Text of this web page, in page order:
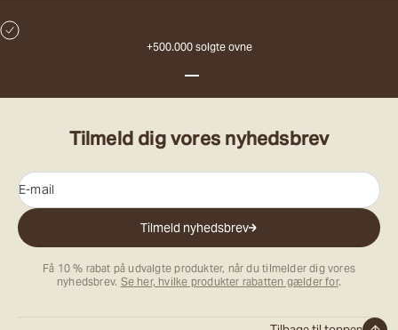
+500.000 solgte ovne
Tilmeld dig vores nyhedsbrev
E-mail
Tilmeld nyhedsbrev
Få 10 % rabat på udvalgte produkter, når du tilmelder dig vores
nyhedsbrev. Se her, hvilke produkter rabatten gælder for.